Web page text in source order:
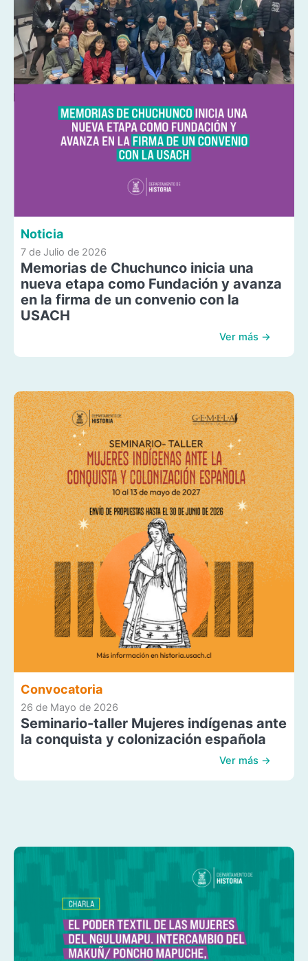
Noticia
7 de Julio de 2026
Memorias de Chuchunco inicia una
nueva etapa como Fundación y avanza
en la firma de un convenio con la
USACH
Ver más →
Convocatoria
26 de Mayo de 2026
Seminario-taller Mujeres indígenas ante
la conquista y colonización española
Ver más →